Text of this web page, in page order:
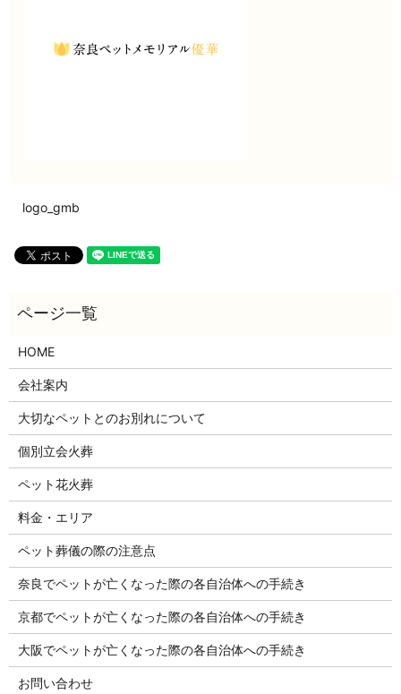
logo_gmb
HOME
会社案内
大切なペットとのお別れについて
個別立会火葬
ペット花火葬
料金・エリア
ペット葬儀の際の注意点
奈良でペットが亡くなった際の各自治体への手続き
京都でペットが亡くなった際の各自治体への手続き
大阪でペットが亡くなった際の各自治体への手続き
お問い合わせ